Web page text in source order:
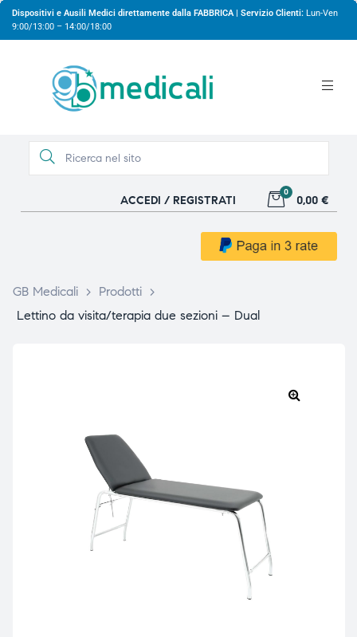
Dispositivi e Ausili Medici direttamente dalla FABBRICA | Servizio Clienti: Lun-Ven
9:00/13:00 – 14:00/18:00
ACCEDI / REGISTRATI
0
0,00 €
GB Medicali > Prodotti
>
Lettino da visita/terapia due sezioni – Dual